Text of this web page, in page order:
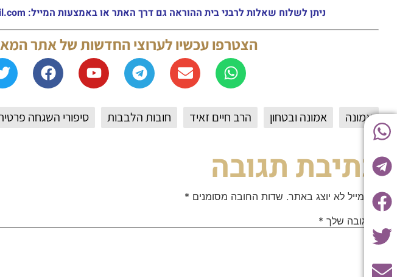
ניתן לשלוח שאלות לרבני בית ההוראה גם דרך האתר או באמצעות המייל: sm088302222@gmail.com
הצטרפו עכשיו לערוצי החדשות של אתר
אמונה אמונה ובטחון הרב חיים זאיד חובות הלבבות סיפורי השגחה
כתיבת תגובה
האימייל לא יוצג באתר. שדות החובה מסומנים *
התגובה שלך *